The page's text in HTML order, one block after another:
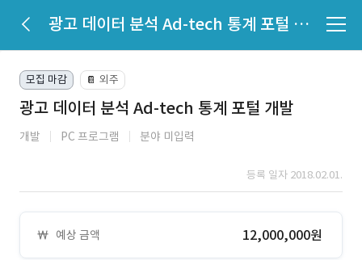
광고 데이터 분석 Ad-tech 통계 포털 개발
모집 마감 📔 외주
광고 데이터 분석 Ad-tech 통계 포털 개발
개발 PC 프로그램 분야 미입력
등록 일자 2018.02.01.
예상 금액 12,000,000원